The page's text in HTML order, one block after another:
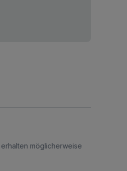
erhalten möglicherweise